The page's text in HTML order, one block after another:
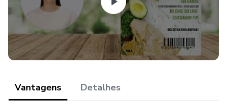
Não perca mais tempo procurando receitas lowcarb na
internet! Adquira agora nossas revistas e comece a
preparar refeições deliciosas e saudáveis em sua casa.
Peça já e receba em sua casa com comodidade e
segurança!
Não deixe de aproveitar essa oportunidade incrível de
cuidar da sua saúde e ao mesmo tempo experimentar
Vantagens Detalhes